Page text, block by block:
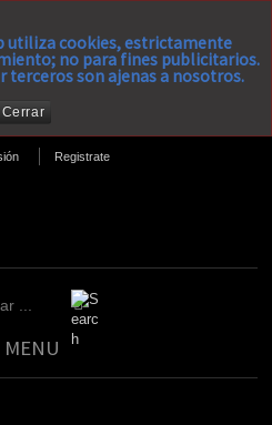
utiliza cookies, estrictamente
no para fines publicitarios.
terceros son ajenas a nosotros.
Cerrar
Registrate
MENU